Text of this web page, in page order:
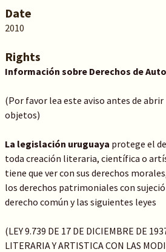
Date
2010
Rights
Información sobre Derechos de
(Por favor lea este aviso antes de
objetos)
La legislación uruguaya protege el
toda creación literaria, científica o
tiene que ver con sus derechos
los derechos patrimoniales con
derecho común y las siguientes leyes
(LEY 9.739 DE 17 DE DICIEMBRE DE
LITERARIA Y ARTISTICA CON LAS